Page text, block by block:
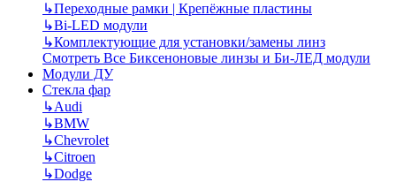
↳Переходные рамки | Крепёжные пластины
↳Bi-LED модули
↳Комплектующие для установки/замены линз
Смотреть Все Биксеноновые линзы и Би-ЛЕД модули
Модули ДУ
Стекла фар
↳Audi
↳BMW
↳Chevrolet
↳Citroen
↳Dodge